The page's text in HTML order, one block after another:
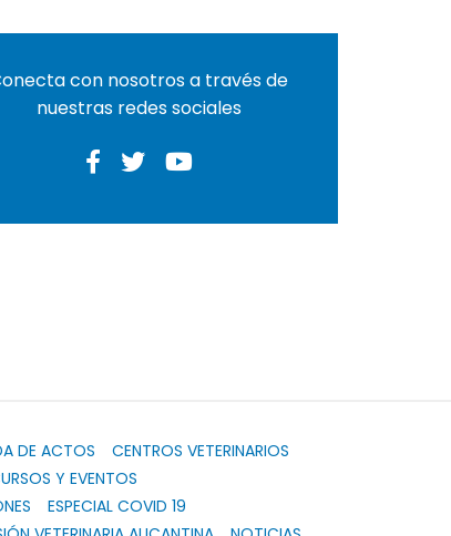
con nosotros a través de
nuestras redes sociales
DE ACTOS
CENTROS VETERINARIOS
Y EVENTOS
ESPECIAL COVID 19